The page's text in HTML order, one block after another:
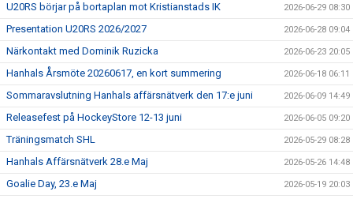
U20RS börjar på bortaplan mot Kristianstads IK 2026-06-29 08:30
Presentation U20RS 2026/2027 2026-06-28 09:04
Närkontakt med Dominik Ruzicka 2026-06-23 20:05
Hanhals Årsmöte 20260617, en kort summering 2026-06-18 06:11
Sommaravslutning Hanhals affärsnätverk den 17:e juni 2026-06-09 14:49
Releasefest på HockeyStore 12-13 juni 2026-06-05 09:20
Träningsmatch SHL 2026-05-29 08:28
Hanhals Affärsnätverk 28.e Maj 2026-05-26 14:48
Goalie Day, 23.e Maj 2026-05-19 20:03